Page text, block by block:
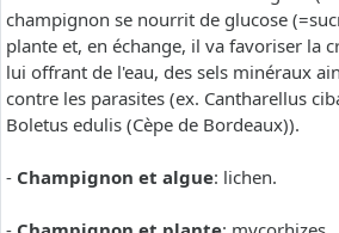
champignon se nourrit de glucose
plante et, en échange, il va favoriser la
lui offrant de l'eau, des sels minéraux
contre les parasites (ex. Cantharellus
Boletus edulis (Cèpe de Bordeaux)).
- Champignon et algue: lichen.